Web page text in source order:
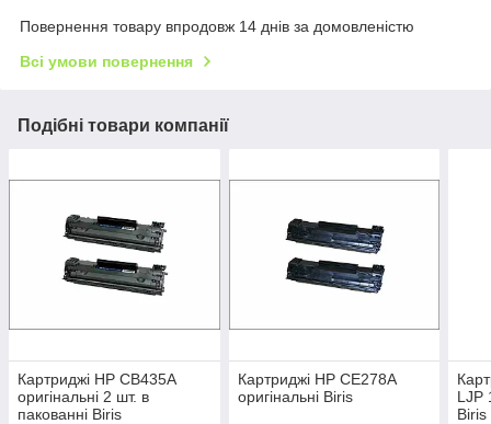
Повернення товару впродовж 14 днів за домовленістю
Всі умови повернення
Подібні товари компанії
Картриджі HP CB435A
оригінальні 2 шт. в
пакованні Biris
Картриджі HP CE278A
оригінальні Biris
LJP
Biris